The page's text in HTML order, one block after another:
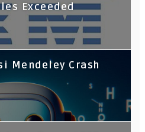
Exceeded
Mendeley Crash